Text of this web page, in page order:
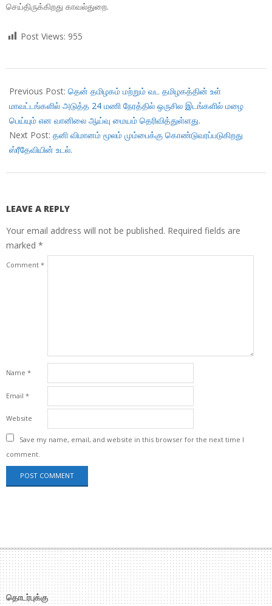
செய்திருக்கிறது காவல்துறை.
Post Views: 955
02-
09
Previous Post: தென் தமிழகம் மற்றும் வட தமிழகத்தின் உள்
மாவட்டங்களில் அடுத்த 24 மணி நேரத்தில் ஒருசில இடங்களில் மழை
பெய்யும் என வானிலை ஆய்வு மையம் தெரிவித்துள்ளது.
Next Post: தனி விமானம் மூலம் மும்பைக்கு கொண்டுவரப்படுகிறது
ஸ்ரீதேவியின் உடல்.
LEAVE A REPLY
Your email address will not be published. Required fields are
marked *
Comment *
Name *
Email *
Website
Save my name, email, and website in this browser for the next time I
comment.
தொடர்புக்கு